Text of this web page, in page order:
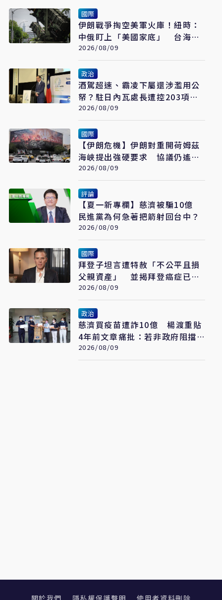
國際
伊朗戰爭掏空美軍火庫！紐時：
中俄盯上「美國家底」 台海戰
力恐成最大受害者
2026/08/09
政治
酒駕超速、霸凌下屬還涉濫用公
帑？駐日內瓦處長遭控203項爭
議 外交部啟動調查
2026/08/09
國際
【伊朗危機】伊朗對重開荷姆茲
海峽提出強硬要求 協議仍遙不
可及
2026/08/09
評論
【夏一新專欄】慈濟被騙10億
民進黨為何急著把箭射回台中？
2026/08/09
國際
拜登子坦言遭特赦「不公平且損
父親資產」 並揭拜登癌症已擴
散至骨骼
2026/08/09
政治
慈濟買疫苗遭詐10億 楊渡重貼
4年前文章痛批：若非政府阻擋
會這樣嗎？
2026/08/09
關於我們 隱私權保護聲明 使用者資料刪除